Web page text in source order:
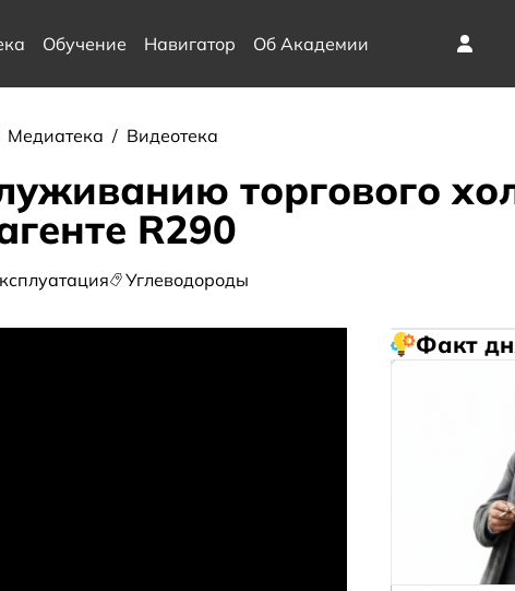
Обучение Навигатор Об Академии
Медиатека / Видеотека
торгового
R290
Углеводороды
Факт